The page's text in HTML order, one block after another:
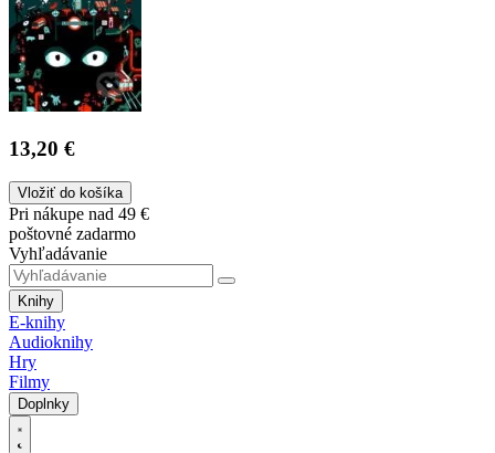
13,20 €
Vložiť do košíka
Pri nákupe nad 49 €
poštovné zadarmo
Vyhľadávanie
Knihy
E-knihy
Audioknihy
Hry
Filmy
Doplnky